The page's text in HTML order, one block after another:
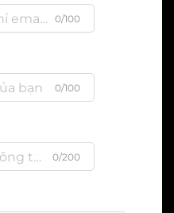
0/100
0/100
0/200